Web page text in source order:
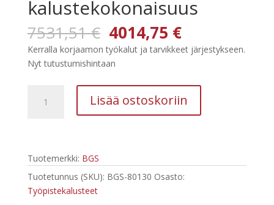
kalustekokonaisuus
7531,51€ Alkuperäinen
hinta
oli:
7531,51 €.
4014,75 €Nykyinen
hinta
on:
Kerralla korjaamon työkalut ja tarvikkeet järjestykseen.
Nyt tutustumishintaan
80130
kalustekokonaisuus
Lisää ostoskoriin
Tuotemerkki: BGS
Tuotetunnus (SKU): BGS-80130 Osasto:
Työpistekalusteet